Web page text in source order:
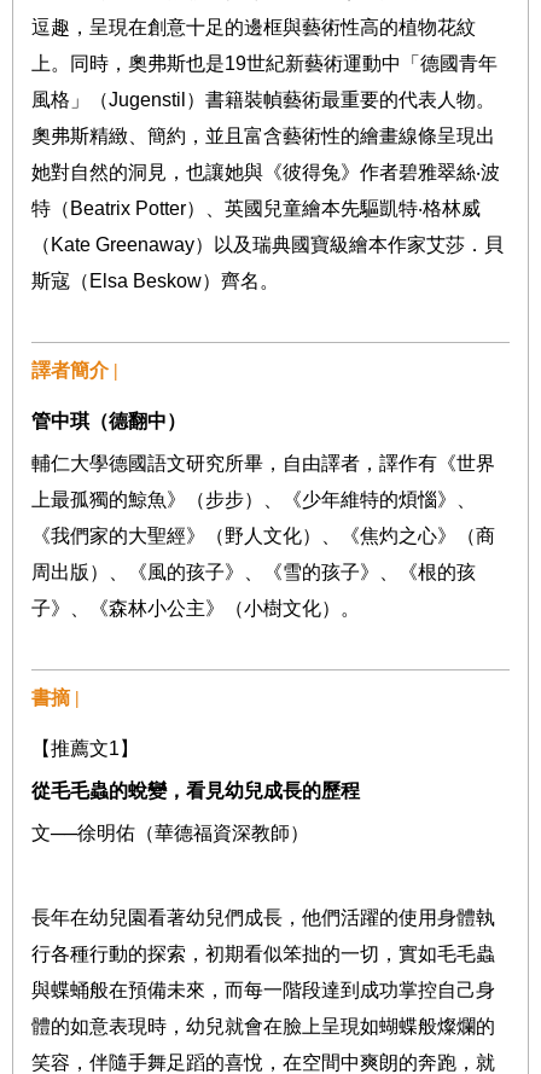
逗趣，呈現在創意十足的邊框與藝術性高的植物花紋
上。同時，奧弗斯也是19世紀新藝術運動中「德國青年
風格」（Jugenstil ）書籍裝幀藝術最重要的代表人物。
奧弗斯精緻、簡約，並且富含藝術性的繪畫線條呈現出
她對自然的洞見，也讓她與《彼得兔》作者碧雅翠絲‧波
特（ Beatrix Potter）、英國兒童繪本先驅凱特‧格林威
（ Kate Greenaway）以及瑞典國寶級繪本作家艾莎．貝
斯寇（ Elsa Beskow）齊名。
譯者簡介 |
管中琪（德翻中）
輔仁大學德國語文研究所畢，自由譯者，譯作有《世界
上最孤獨的鯨魚》（步步）、《少年維特的煩惱》、
《我們家的大聖經》（野人文化）、《焦灼之心》（商
周出版）、《風的孩子》、《雪的孩子》、《根的孩
子》、《森林小公主》（小樹文化）。
書摘 |
【推薦文1 】
從毛毛蟲的蛻變，看見幼兒成長的歷程
文──徐明佑（華德福資深教師）
長年在幼兒園看著幼兒們成長，他們活躍的使用身體執
行各種行動的探索，初期看似笨拙的一切，實如毛毛蟲
與蝶蛹般在預備未來，而每一階段達到成功掌控自己身
體的如意表現時，幼兒就會在臉上呈現如蝴蝶般燦爛的
笑容，伴隨手舞足蹈的喜悅，在空間中爽朗的奔跑，就